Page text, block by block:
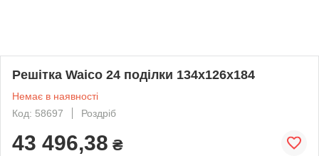
Решітка Waico 24 поділки 134x126х184
Немає в наявності
Код: 58697
Роздріб
43 496,38 ₴